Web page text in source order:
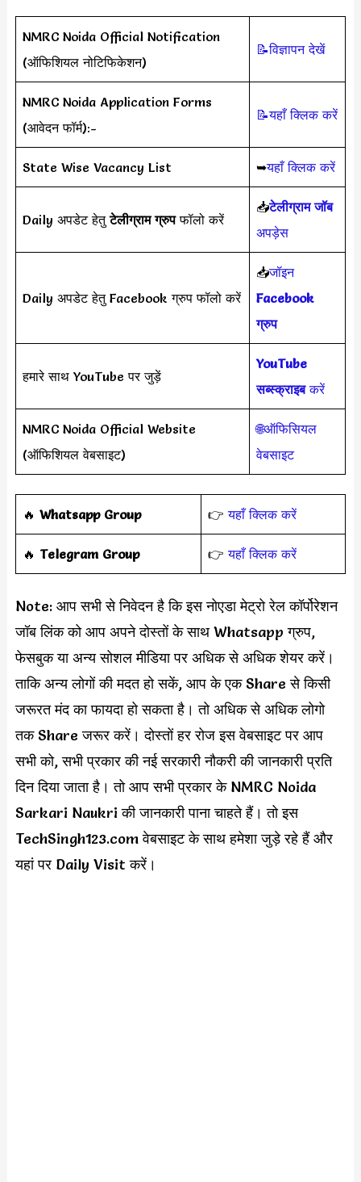
NMRC Noida Official Notification
(ऑफिशियल नोटिफिकेशन)
📝विज्ञापन देखें
NMRC Noida Application Forms
(आवेदन फॉर्म):-
📝यहाँ क्लिक करें
State Wise Vacancy List ➥यहाँ क्लिक करें
Daily अपडेट हेतुटेलीग्राम ग्रुपफॉलो करें
📥टेलीग्राम जॉब
अपड़ेस
Daily अपडेट हेतु Facebook ग्रुप फॉलो करें
📥जॉइन
Facebook
ग्रुप
हमारे साथ YouTube पर जुड़ें
YouTube
सब्स्क्राइबकरें
NMRC Noida Official Website
(ऑफिशियल वेबसाइट)
🌐ऑफिसियल
वेबसाइट
‎️‍🔥 Whatsapp Group 👉यहाँ क्लिक करें
‎️‍🔥 Telegram Group 👉यहाँ क्लिक करें
Note: आप सभी से निवेदन है कि इस नोएडा मेट्रो रेल कॉर्पोरेशन
जॉब लिंक को आप अपने दोस्तों के साथ Whatsapp ग्रुप,
फेसबुक या अन्य सोशल मीडिया पर अधिक से अधिक शेयर करें।
ताकि अन्य लोगों की मदत हो सकें, आप के एक Share से किसी
जरूरत मंद का फायदा हो सकता है। तो अधिक से अधिक लोगो
तक Share जरूर करें। दोस्तों हर रोज इस वेबसाइट पर आप
सभी को, सभी प्रकार की नई सरकारी नौकरी की जानकारी प्रति
दिन दिया जाता है। तो आप सभी प्रकार के NMRC Noida
Sarkari Naukri की जानकारी पाना चाहते हैं। तो इस
TechSingh123.com वेबसाइट के साथ हमेशा जुड़े रहे हैं और
यहां पर Daily Visit करें।